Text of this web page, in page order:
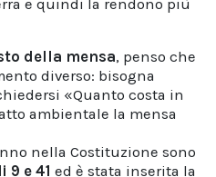
e quindi la rendono più
della mensa, penso che
diverso: bisogna
«Quanto costa in
ambientale la mensa
nella Costituzione sono
9 e 41 ed è stata inserita la